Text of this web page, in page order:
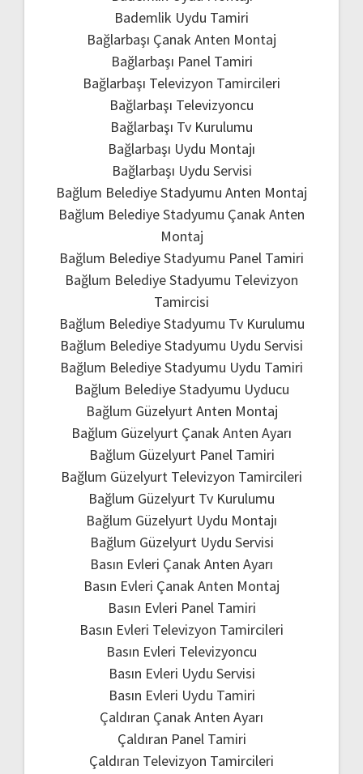
Bademlik Uydu Tamiri
Bağlarbaşı Çanak Anten Montaj
Bağlarbaşı Panel Tamiri
Bağlarbaşı Televizyon Tamircileri
Bağlarbaşı Televizyoncu
Bağlarbaşı Tv Kurulumu
Bağlarbaşı Uydu Montajı
Bağlarbaşı Uydu Servisi
Bağlum Belediye Stadyumu Anten Montaj
Bağlum Belediye Stadyumu Çanak Anten
Montaj
Bağlum Belediye Stadyumu Panel Tamiri
Bağlum Belediye Stadyumu Televizyon
Tamircisi
Bağlum Belediye Stadyumu Tv Kurulumu
Bağlum Belediye Stadyumu Uydu Servisi
Bağlum Belediye Stadyumu Uydu Tamiri
Bağlum Belediye Stadyumu Uyducu
Bağlum Güzelyurt Anten Montaj
Bağlum Güzelyurt Çanak Anten Ayarı
Bağlum Güzelyurt Panel Tamiri
Bağlum Güzelyurt Televizyon Tamircileri
Bağlum Güzelyurt Tv Kurulumu
Bağlum Güzelyurt Uydu Montajı
Bağlum Güzelyurt Uydu Servisi
Basın Evleri Çanak Anten Ayarı
Basın Evleri Çanak Anten Montaj
Basın Evleri Panel Tamiri
Basın Evleri Televizyon Tamircileri
Basın Evleri Televizyoncu
Basın Evleri Uydu Servisi
Basın Evleri Uydu Tamiri
Çaldıran Çanak Anten Ayarı
Çaldıran Panel Tamiri
Çaldıran Televizyon Tamircileri